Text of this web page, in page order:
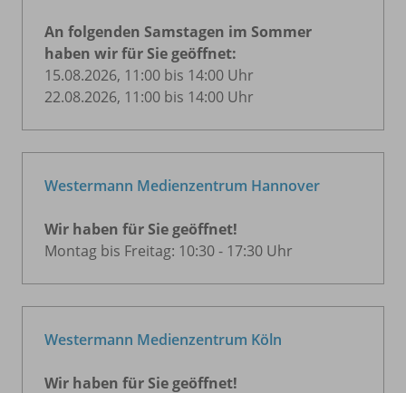
An folgenden Samstagen im Sommer
haben wir für Sie geöffnet:
15.08.2026, 11:00 bis 14:00 Uhr
22.08.2026, 11:00 bis 14:00 Uhr
Westermann Medienzentrum Hannover
Wir haben für Sie geöffnet!
Montag bis Freitag: 10:30 - 17:30 Uhr
Westermann Medienzentrum Köln
Wir haben für Sie geöffnet!